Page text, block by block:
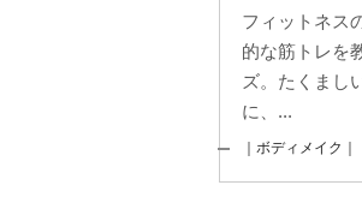
フィットネス
的な筋トレを
ズ。たくまし
に、...
｜ボディメイク｜